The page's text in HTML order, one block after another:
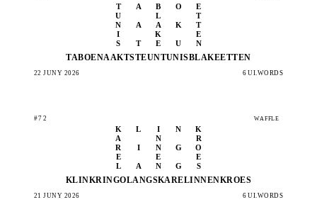
T A B O
E
U
L
T
N
A A K
T
I
K
E
S
T E U N
TABOENAAKTSTEUNTUNISBLAKEETTEN
22 JUNY 2026 6 UI.WORDS
#72 WAFFLE
K L I N
K
A
N
R
R
I N G
O
E
E
E
L
A N G S
KLINKRINGOLANGSKARELINNENKROES
21 JUNY 2026 6 UI.WORDS